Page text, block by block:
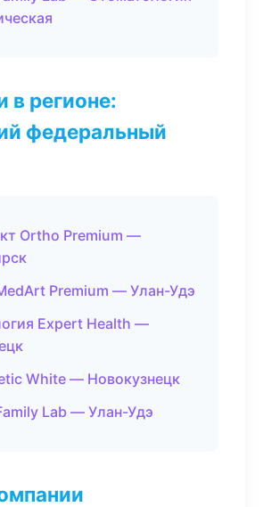
в регионе:
федеральный
Ortho Premium —
Premium — Улан-Удэ
Expert Health —
White — Новокузнецк
Lab — Улан-Удэ